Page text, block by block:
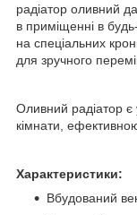
радіатор оливний
в приміщенні в
на спеціальних
для зручного
Оливний радіатор є
кімнати,
Характеристики:
Вбудований